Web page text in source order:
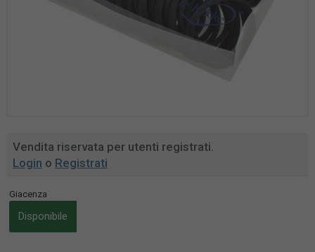
Vendita riservata per utenti registrati.
Login o Registrati
Giacenza
Disponibile